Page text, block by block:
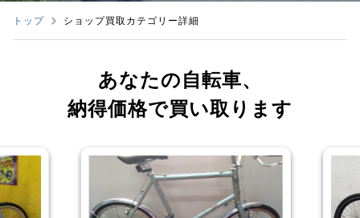
トップ ショップ買取カテゴリー詳細
あなたの自転車、
納得価格で買い取ります